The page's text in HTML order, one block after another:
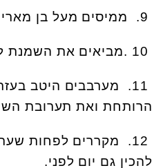
.9 ממיסים מעל בן
. 10מביאים את השמנת
.11
מערבבים היטב
הרותחת ואת תערובת
.12
מקררים לפחות
להכין גם יום לפני.